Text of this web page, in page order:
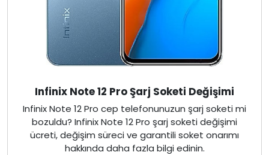
Infinix Note 12 Pro Şarj Soketi Değişimi
Infinix Note 12 Pro cep telefonunuzun şarj soketi mi
bozuldu? Infinix Note 12 Pro şarj soketi değişimi
ücreti, değişim süreci ve garantili soket onarımı
hakkında daha fazla bilgi edinin.